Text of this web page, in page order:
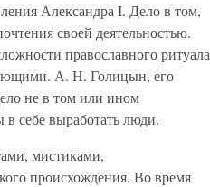
Александра I. Дело в том,
своей деятельностью.
православного ритуала
А. Н. Голицын, его
не в том или ином
себе выработать люди.
мистиками,
происхождения. Во время